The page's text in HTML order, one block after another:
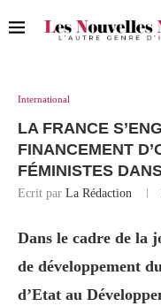
International
LA FRANCE
FINANCEMENT
FÉMINISTES
Ecrit par La Rédaction
Dans le cadre de la
de développement
d’Etat au